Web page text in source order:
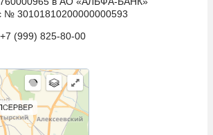
№ 30101810200000000593
(999) 825-80-00